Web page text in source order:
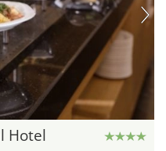
Hotel